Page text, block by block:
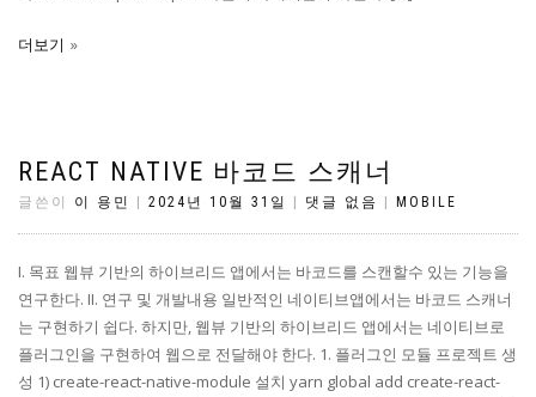
더보기
REACT NATIVE 바코드 스캐너
글쓴이 이 용민 2024년 10월 31일 댓글 없음 MOBILE
I. 목표 웹뷰 기반의 하이브리드 앱에서는 바코드를 스캔할수 있는 기능을
연구한다. II. 연구 및 개발내용 일반적인 네이티브앱에서는 바코드 스캐너
는 구현하기 쉽다. 하지만, 웹뷰 기반의 하이브리드 앱에서는 네이티브로
플러그인을 구현하여 웹으로 전달해야 한다. 1. 플러그인 모듈 프로젝트 생
성 1) create-react-native-module 설치 yarn global add create-react-